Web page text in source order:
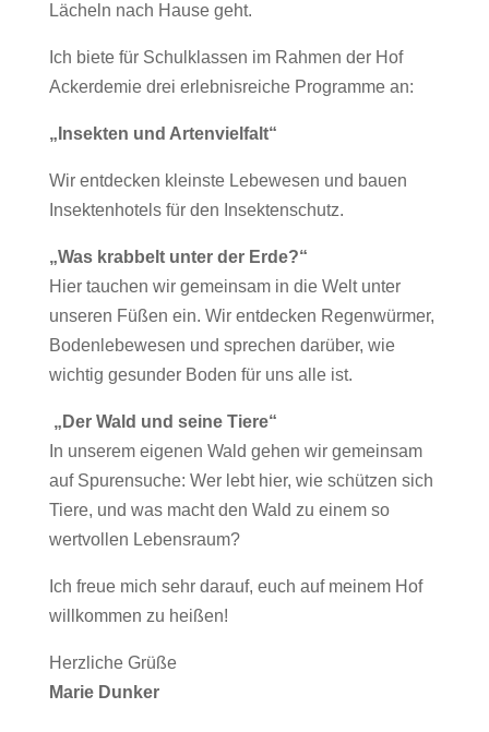
Lächeln nach Hause geht.
Ich biete für Schulklassen im Rahmen der Hof
Ackerdemie drei erlebnisreiche Programme an:
„Insekten und Artenvielfalt“
Wir entdecken kleinste Lebewesen und bauen
Insektenhotels für den Insektenschutz.
„Was krabbelt unter der Erde?“
Hier tauchen wir gemeinsam in die Welt unter
unseren Füßen ein. Wir entdecken Regenwürmer,
Bodenlebewesen und sprechen darüber, wie
wichtig gesunder Boden für uns alle ist.
„Der Wald und seine Tiere“
In unserem eigenen Wald gehen wir gemeinsam
auf Spurensuche: Wer lebt hier, wie schützen sich
Tiere, und was macht den Wald zu einem so
wertvollen Lebensraum?
Ich freue mich sehr darauf, euch auf meinem Hof
willkommen zu heißen!
Herzliche Grüße
Marie Dunker